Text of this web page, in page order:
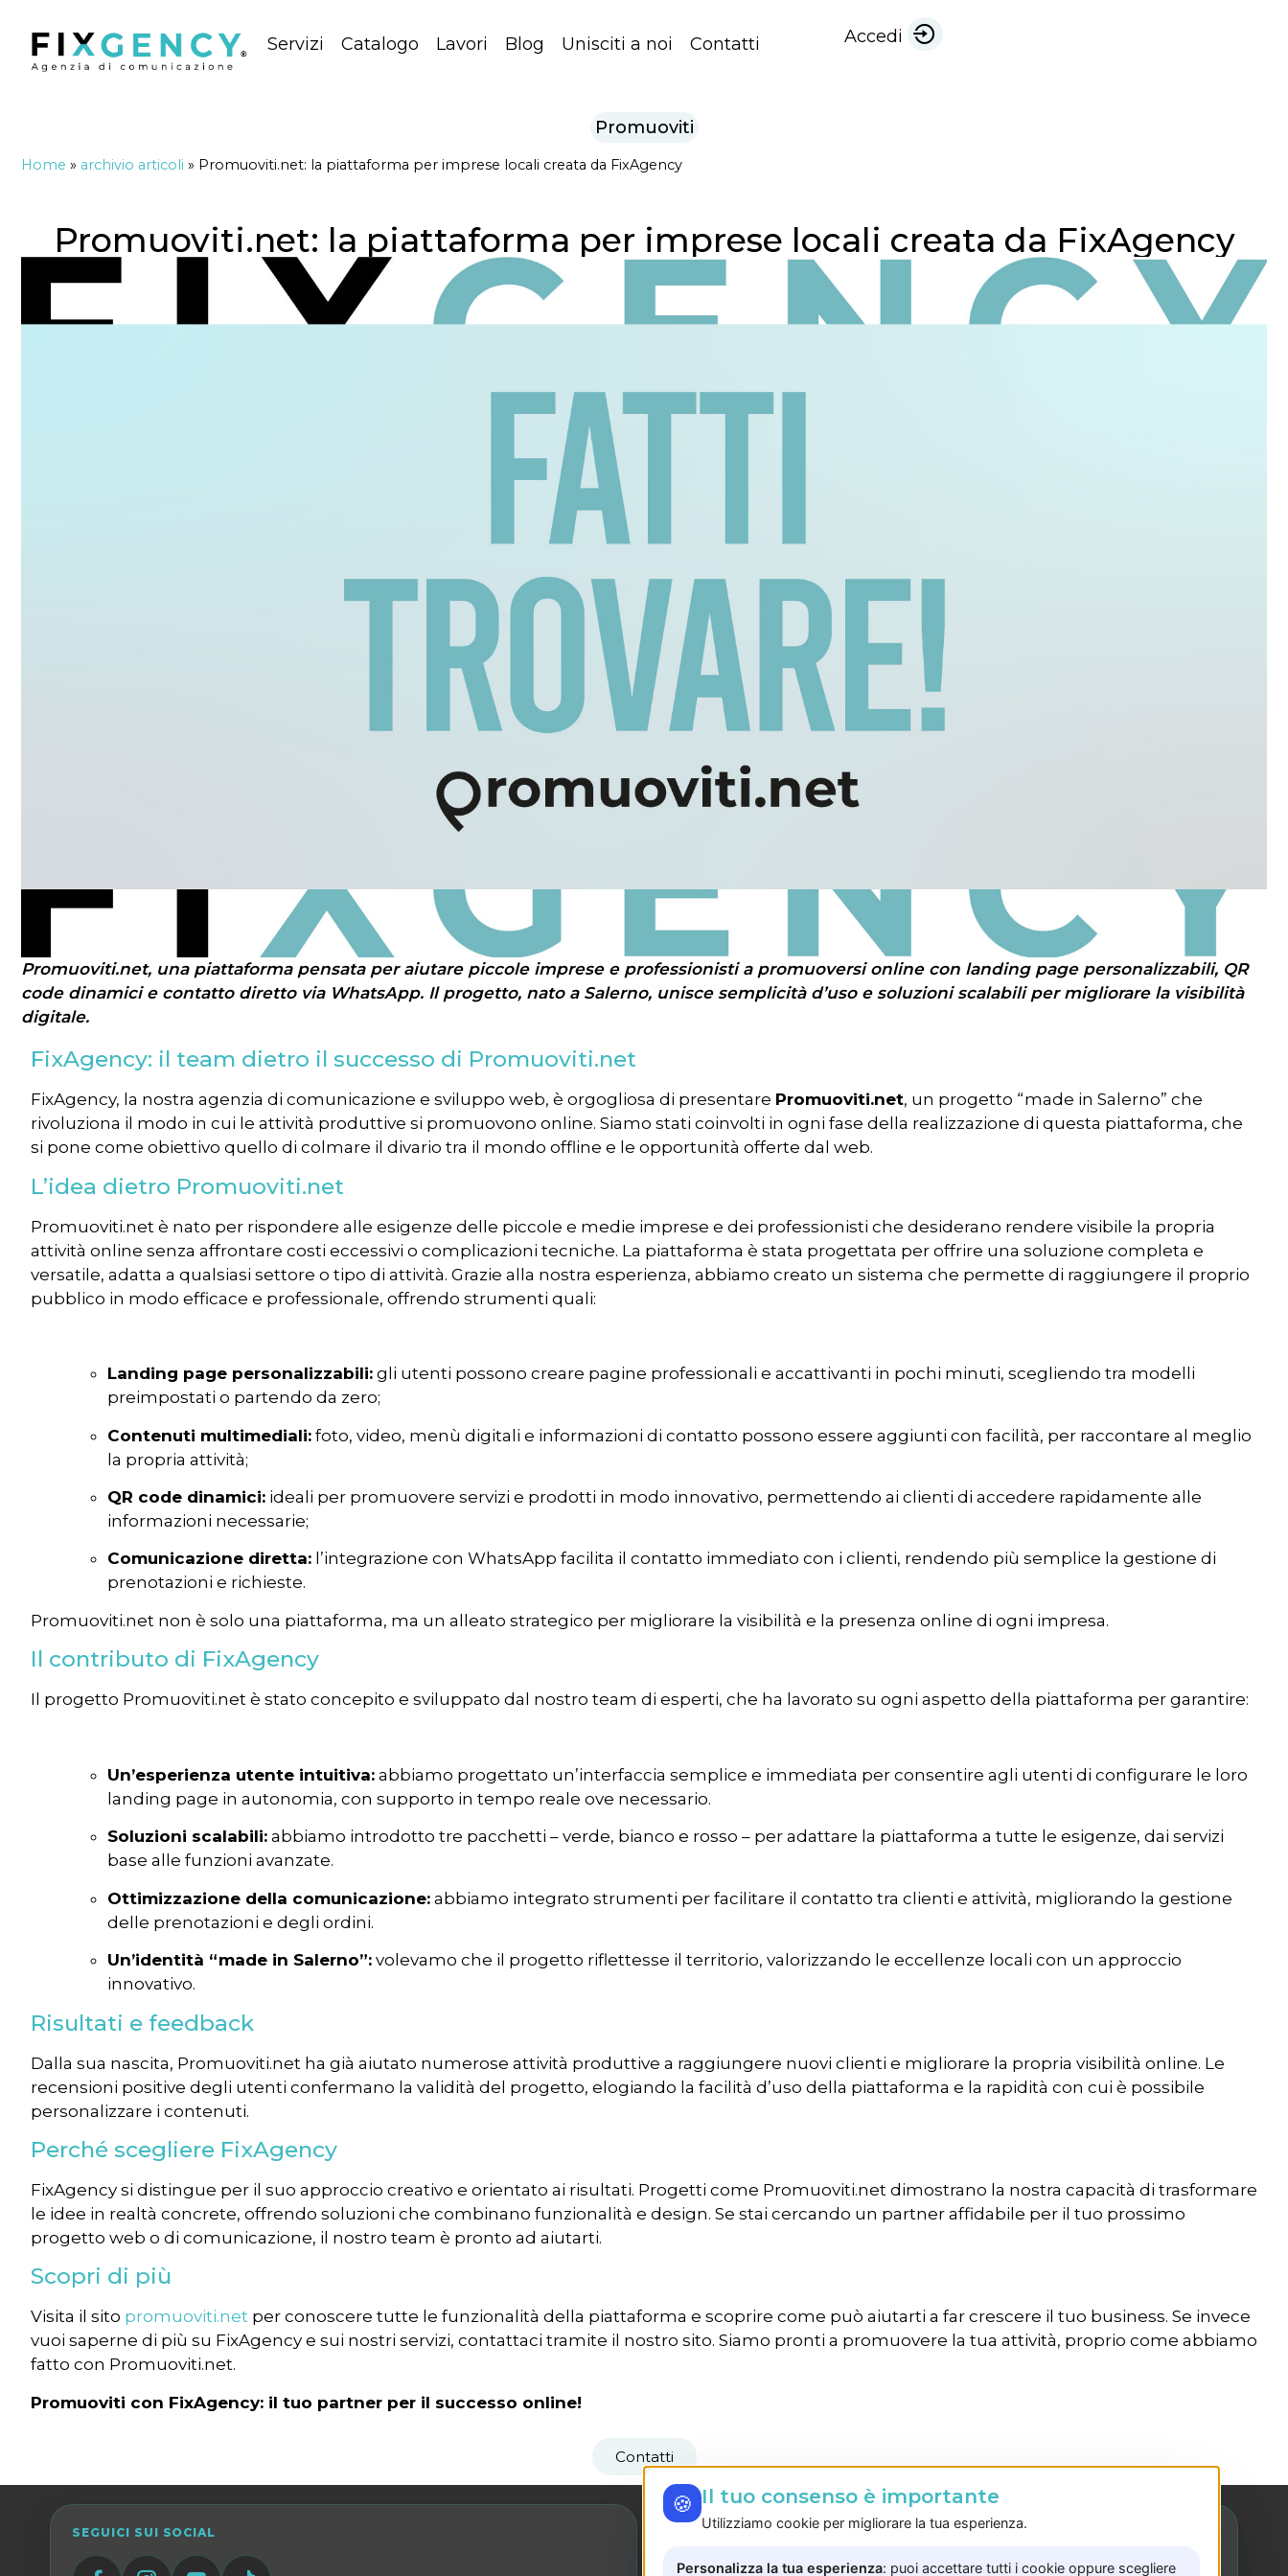
Servizi Catalogo Lavori Blog Unisciti a noi Contatti Accedi
Promuoviti
Home » archivio articoli » Promuoviti.net: la piattaforma per imprese locali creata da FixAgency
Promuoviti.net: la piattaforma per imprese locali creata da FixAgency
Promuoviti.net, una piattaforma pensata per aiutare piccole imprese e professionisti a promuoversi online con landing page personalizzabili, QR
code dinamici e contatto diretto via WhatsApp. Il progetto, nato a Salerno, unisce semplicità d’uso e soluzioni scalabili per migliorare la visibilità
digitale.
FixAgency: il team dietro il successo di Promuoviti.net
FixAgency, la nostra agenzia di comunicazione e sviluppo web, è orgogliosa di presentare Promuoviti.net, un progetto “made in Salerno” che
rivoluziona il modo in cui le attività produttive si promuovono online. Siamo stati coinvolti in ogni fase della realizzazione di questa piattaforma, che
si pone come obiettivo quello di colmare il divario tra il mondo offline e le opportunità offerte dal web.
L’idea dietro Promuoviti.net
Promuoviti.net è nato per rispondere alle esigenze delle piccole e medie imprese e dei professionisti che desiderano rendere visibile la propria
attività online senza affrontare costi eccessivi o complicazioni tecniche. La piattaforma è stata progettata per offrire una soluzione completa e
versatile, adatta a qualsiasi settore o tipo di attività. Grazie alla nostra esperienza, abbiamo creato un sistema che permette di raggiungere il proprio
pubblico in modo efficace e professionale, offrendo strumenti quali:
Landing page personalizzabili: gli utenti possono creare pagine professionali e accattivanti in pochi minuti, scegliendo tra modelli
preimpostati o partendo da zero;
Contenuti multimediali: foto, video, menù digitali e informazioni di contatto possono essere aggiunti con facilità, per raccontare al meglio
la propria attività;
QR code dinamici: ideali per promuovere servizi e prodotti in modo innovativo, permettendo ai clienti di accedere rapidamente alle
informazioni necessarie;
Comunicazione diretta: l’integrazione con WhatsApp facilita il contatto immediato con i clienti, rendendo più semplice la gestione di
prenotazioni e richieste.
Promuoviti.net non è solo una piattaforma, ma un alleato strategico per migliorare la visibilità e la presenza online di ogni impresa.
Il contributo di FixAgency
Il progetto Promuoviti.net è stato concepito e sviluppato dal nostro team di esperti, che ha lavorato su ogni aspetto della piattaforma per garantire:
Un’esperienza utente intuitiva: abbiamo progettato un’interfaccia semplice e immediata per consentire agli utenti di configurare le loro
landing page in autonomia, con supporto in tempo reale ove necessario.
Soluzioni scalabili: abbiamo introdotto tre pacchetti – verde, bianco e rosso – per adattare la piattaforma a tutte le esigenze, dai servizi
base alle funzioni avanzate.
Ottimizzazione della comunicazione: abbiamo integrato strumenti per facilitare il contatto tra clienti e attività, migliorando la gestione
delle prenotazioni e degli ordini.
Un’identità “made in Salerno”: volevamo che il progetto riflettesse il territorio, valorizzando le eccellenze locali con un approccio
innovativo.
Risultati e feedback
Dalla sua nascita, Promuoviti.net ha già aiutato numerose attività produttive a raggiungere nuovi clienti e migliorare la propria visibilità online. Le
recensioni positive degli utenti confermano la validità del progetto, elogiando la facilità d’uso della piattaforma e la rapidità con cui è possibile
personalizzare i contenuti.
Perché scegliere FixAgency
FixAgency si distingue per il suo approccio creativo e orientato ai risultati. Progetti come Promuoviti.net dimostrano la nostra capacità di trasformare
le idee in realtà concrete, offrendo soluzioni che combinano funzionalità e design. Se stai cercando un partner affidabile per il tuo prossimo
progetto web o di comunicazione, il nostro team è pronto ad aiutarti.
Scopri di più
Visita il sito promuoviti.net per conoscere tutte le funzionalità della piattaforma e scoprire come può aiutarti a far crescere il tuo business. Se invece
vuoi saperne di più su FixAgency e sui nostri servizi, contattaci tramite il nostro sito. Siamo pronti a promuovere la tua attività, proprio come abbiamo
fatto con Promuoviti.net.
Promuoviti con FixAgency: il tuo partner per il successo online!
Contatti
SEGUICI SUI SOCIAL LE NOSTRE SEDI
🍪 Il tuo consenso è importante
Utilizziamo cookie per migliorare la tua esperienza.
Personalizza la tua esperienza: puoi accettare tutti i cookie oppure scegliere